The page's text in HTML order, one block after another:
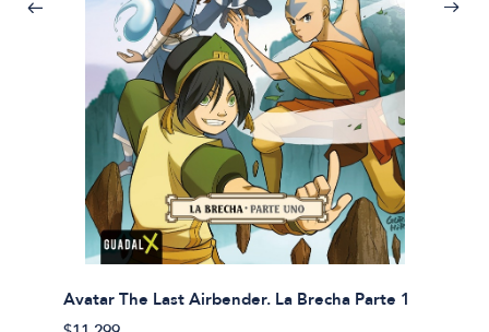
Avatar The Last Airbender. La Brecha Parte 1